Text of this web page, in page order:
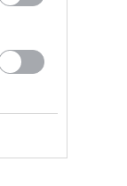
Gemäldehändler
eine ganz
sofort, dass diese
große Künstler
Kunstwerk auf dem
/ Italien 1970